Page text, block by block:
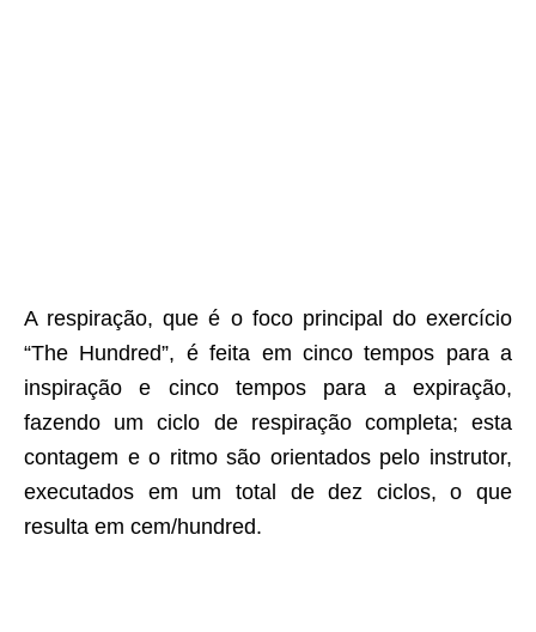
A respiração, que é o foco principal do exercício
“The Hundred”, é feita em cinco tempos para a
inspiração e cinco tempos para a expiração,
fazendo um ciclo de respiração completa; esta
contagem e o ritmo são orientados pelo instrutor,
executados em um total de dez ciclos, o que
resulta em cem/hundred.